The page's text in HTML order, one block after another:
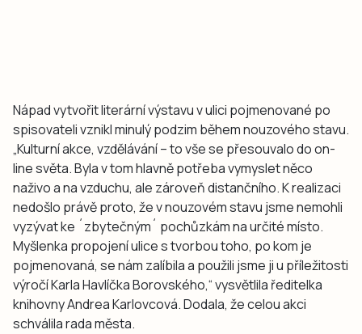
Nápad vytvořit literární výstavu v ulici pojmenované po
spisovateli vznikl minulý podzim během nouzového stavu.
„Kulturní akce, vzdělávání – to vše se přesouvalo do on-
line světa. Byla v tom hlavně potřeba vymyslet něco
naživo a na vzduchu, ale zároveň distančního. K realizaci
nedošlo právě proto, že v nouzovém stavu jsme nemohli
vyzývat ke ´zbytečným´ pochůzkám na určité místo.
Myšlenka propojení ulice s tvorbou toho, po kom je
pojmenovaná, se nám zalíbila a použili jsme ji u příležitosti
výročí Karla Havlíčka Borovského,“ vysvětlila ředitelka
knihovny Andrea Karlovcová. Dodala, že celou akci
schválila rada města.